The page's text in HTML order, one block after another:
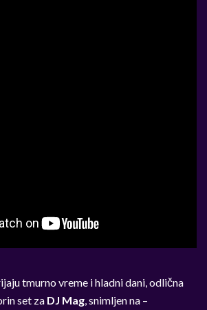
tmurno vreme i hladni dani, odlična
set za DJ Mag , snimljen na –